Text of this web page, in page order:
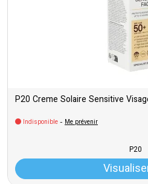
P20 Creme Solaire Sensitive
Indisponible - Me prévenir
P20